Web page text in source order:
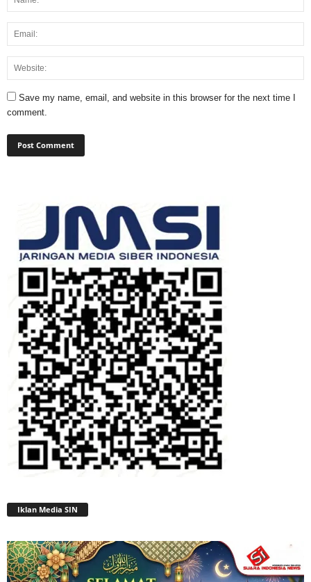
Save my name, email, and website in this browser for the next time I
comment.
Iklan Media SIN